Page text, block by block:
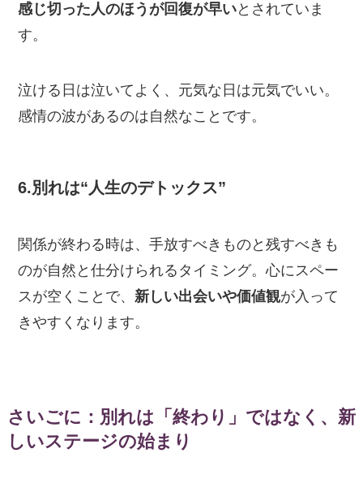
感じ切った人のほうが回復が早いとされていま
す。
泣ける日は泣いてよく、元気な日は元気でいい。
感情の波があるのは自然なことです。
6.別れは“人生のデトックス”
関係が終わる時は、手放すべきものと残すべきも
のが自然と仕分けられるタイミング。心にスペー
スが空くことで、 新しい出会いや価値観が入って
きやすくなります。
さいごに：別れは「終わり」ではなく、新
しいステージの始まり